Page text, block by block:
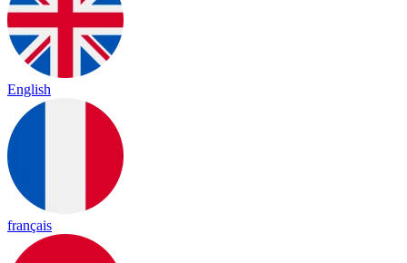
English
français